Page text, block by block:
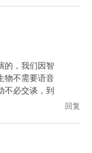
的，我们因智
物不需要语音
不必交谈，到
回复